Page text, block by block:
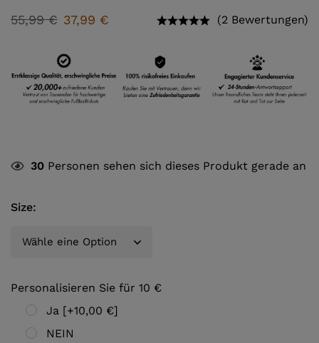
55,99€ 37,99 € (2 Bewertungen)
30 Personen sehen sich dieses Produkt gerade an
Size:
Personalisieren Sie für 10 €
Ja [+10,00 €]
NEIN